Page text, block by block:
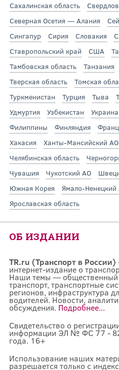
Сахалинская область
Северная Осетия — Алания
Сингапур
Сирия Словакия
Ставропольский край
США
Тамбовская область
Танзания
Тверская область
Томская
Туркменистан
Турция Тыва
Удмуртия
Узбекистан Украина
Филиппины
Финляндия
Хакасия
Ханты-Мансийский
Челябинская область
Чувашия
Чукотский АО
Южная Корея
Ямало-Ненецкий
Ярославская область
ОБ ИЗДАНИИ
TR.ru (Транспорт в России)
интернет-издание о
Наши темы — общественный
транспорт, транспортные
регионов, инфраструктура
водителей. Новости,
обсуждения. Подробнее...
Свидетельство о
информации ЭЛ № ФС 77 -
года. 16+
Использование наших
разрешается только с